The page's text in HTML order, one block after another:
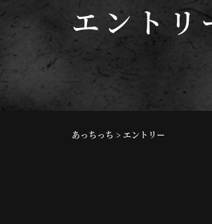
エントリ
あっちっち > エントリー